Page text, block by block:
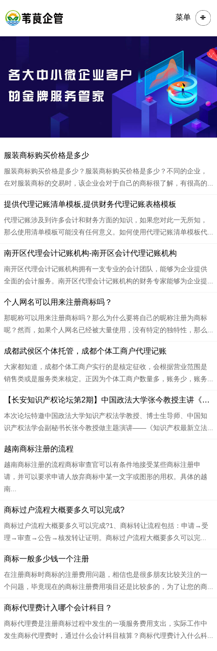
菜单
​​服装商标购买价格是多少
服装商标购买价格是多少？服装商标购买价格是多少？不同的企业，
在对服装商标的交易时，该企业会对于自己的商标很了解，有很高的...
​​提供代理记账清单模板,提供财务代理记账表格模板
代理记账涉及到许多会计和财务方面的知识，如果您对此一无所知，
那么使用清单模板可能没有任何意义。如何使用代理记账清单模板代...
​​南开区代理会计记账机构-南开区会计代理记账机构
南开区代理会计记账机构拥有一支专业的会计团队，能够为企业提供
全面的会计服务。南开区代理会计记账机构的财务专家能够为企业提...
​​个人网名可以用来注册商标吗？
那昵称可以用来注册商标吗？那么为什么要将自己的昵称注册为商标
呢？然而，如果个人网名已经被大量使用，没有特定的独特性，那么...
​​成都武侯区个体托管，成都个体工商户代理记账
大家都知道，成都个体工商户实行的是核定征收，会根据营业范围是
销售类或是服务类来核定。正因为个体工商户数量多，账务少，账务...
​​【长安知识产权论坛第2期】中国政法大学张今教授主讲《知识产权最新立法动态与热点话题》
本次论坛特邀中国政法大学知识产权法学教授、博士生导师、中国知
识产权法学会副秘书长张今教授做主题演讲——《知识产权最新立法...
​​越南商标注册的流程
越南商标注册的流程商标审查官可以有条件地接受某些商标注册申
请，并可以要求申请人放弃商标中某一文字或图形的用权。具体的越
南...
​​商标过户流程大概要多久可以完成?
商标过户流程大概要多久可以完成?1、商标转让流程包括：申请→受
理→审查→公告→核发转让证明。商标过户流程大概要多久可以完...
​​商标一般多少钱一个注册
在注册商标时商标的注册费用问题，相信也是很多朋友比较关注的一
个问题，毕竟现在的商标注册费用项目还是比较多的，为了让您的商...
​​商标代理费计入哪个会计科目？
商标代理费是注册商标过程中发生的一项服务费用支出，实际工作中
发生商标代理费时，通过什么会计科目核算？商标代理费计入什么科...